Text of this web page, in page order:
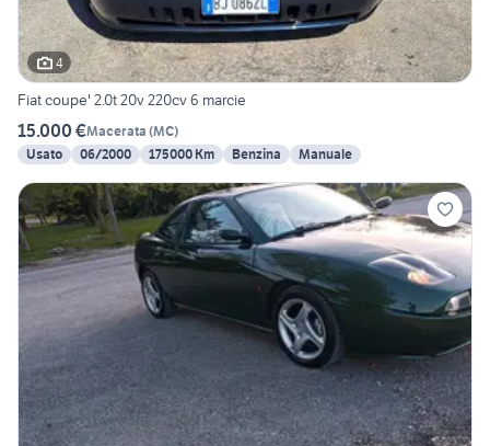
4
Fiat coupe' 2.0t 20v 220cv 6 marcie
15.000 €Macerata (MC)
Usato
06/2000 175000 Km Benzina Manuale